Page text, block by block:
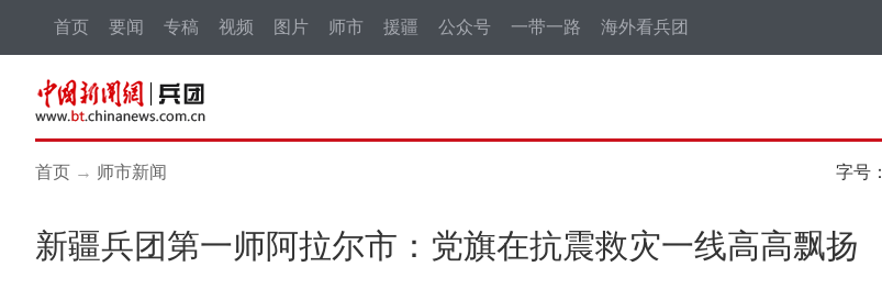
首页 要闻 专稿 视频 图片 师市 援疆 公众号 一带一路 海外看兵团
首页 → 师市新闻 字号：
新疆兵团第一师阿拉尔市：党旗在抗震救灾一线高高飘扬